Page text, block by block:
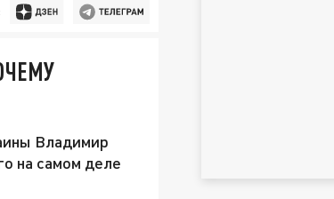
Владимир
на самом деле